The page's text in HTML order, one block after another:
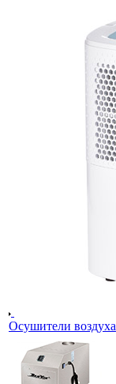
Осушители воздуха